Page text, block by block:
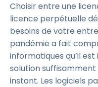
Choisir entre une
licence perpétuelle
besoins de votre
pandémie a fait
informatiques qu’il
solution
instant. Les logiciels